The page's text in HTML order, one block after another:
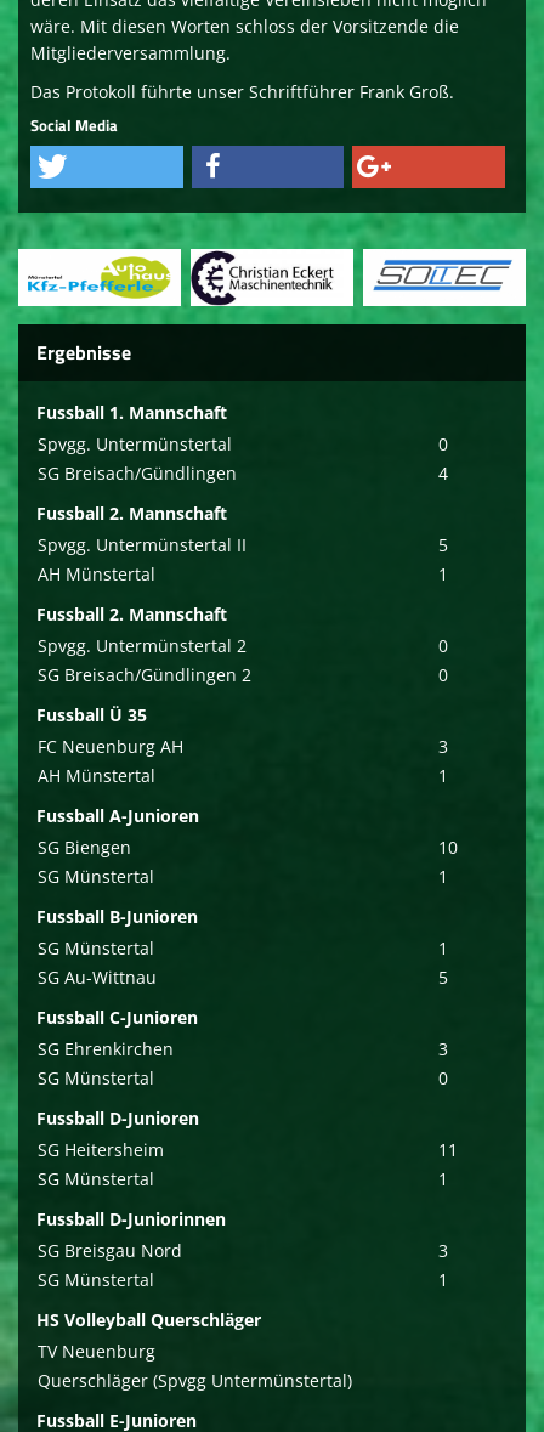
wäre. Mit diesen Worten schloss der Vorsitzende die
Mitgliederversammlung.
Das Protokoll führte unser Schriftführer Frank Groß.
Social Media
Ergebnisse
Fussball 1. Mannschaft
Spvgg. Untermünstertal
0
SG Breisach/Gündlingen
4
Fussball 2. Mannschaft
Spvgg. Untermünstertal II
5
AH Münstertal
1
Fussball 2. Mannschaft
Spvgg. Untermünstertal 2
0
SG Breisach/Gündlingen 2
0
Fussball Ü 35
FC Neuenburg AH
3
AH Münstertal
1
Fussball A-Junioren
SG Biengen
10
SG Münstertal
1
Fussball B-Junioren
SG Münstertal
1
SG Au-Wittnau
5
Fussball C-Junioren
SG Ehrenkirchen
3
SG Münstertal
0
Fussball D-Junioren
SG Heitersheim
11
SG Münstertal
1
Fussball D-Juniorinnen
SG Breisgau Nord
3
SG Münstertal
1
HS Volleyball Querschläger
TV Neuenburg
Querschläger (Spvgg Untermünstertal)
Fussball E-Junioren